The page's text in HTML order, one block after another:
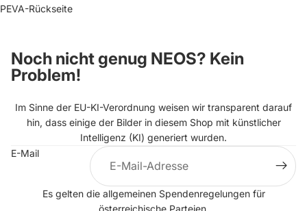
PEVA-Rückseite
Noch nicht genug NEOS? Kein
Problem!
Im Sinne der EU-KI-Verordnung weisen wir transparent darauf
hin, dass einige der Bilder in diesem Shop mit künstlicher
Intelligenz (KI) generiert wurden.
E-Mail
Es gelten die allgemeinen Spendenregelungen für
österreichische Parteien.
Datenschutzerklärung